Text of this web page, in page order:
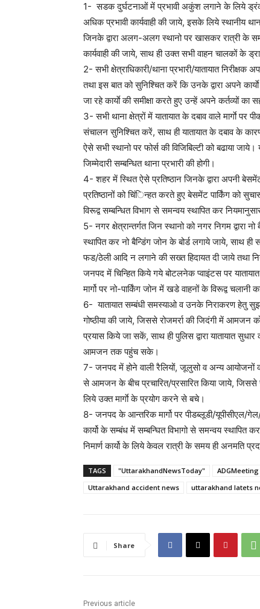
1- सडक दुर्घटनाओं में प्रभावी अकुंश लगाने के लिये ड्रंक
अधिक प्रभावी कार्यवाही की जाये, इसके लिये स्थानीय
जिनके द्वारा अलग-अलग स्थानो पर खासकर रात्री के
कार्यवाही की जाये, साथ ही उक्त सभी वाहन चालकों के
2- सभी क्षेत्राधिकारी/थाना प्रभारी/यातायात
तथा इस बात को सुनिश्चित करें कि उनके द्वारा अपने
जा रहे कार्याे की समीक्षा करते हुए उन्हें अपने कर्तव्यों
3- सभी थाना क्षेत्रों में यातायात के दबाव वाले मार्गाे
संचालन सुनिश्चित करें, साथ ही यातायात के दबाव के
ऐसे सभी स्थानो पर फोर्स की विजिबिल्टी को बढाया
जिम्मेदारी सम्बन्धित थाना प्रभारी की होगी।
4- शहर में स्थित ऐसे प्रतिष्ठान जिनके द्वारा अपनी
प्रतिष्ठानों को चिंिन्हत करते हुए बेसमेंट पार्किंग को
विरूद्व सम्बन्धित विभाग से समन्वय स्थापित कर
5- नगर क्षेत्रान्तर्गत जिन स्थानो को नगर निगम द्वारा
स्थापित कर नो बैन्डिंग जोन के बोर्ड लगाये जाये, साथ
फड/ठेली आदि न लगाने की सख्त हिदायत दी जाये तथा
जनपद में चिन्हित किये गये बोटलनेक प्वाइंटस पर
मार्गो पर नो-पार्किंग जोन में खडे वाहनों के विरूद्व
6- यातायात सम्बंधी समस्याओ व उनके निराकरण हेतु
गोष्ठीया की जाये, जिससे रोजमर्रा की जिदंगी में
प्रयास किये जा सकें, साथ ही पुलिस द्वारा यातायात
आमजन तक पहुंच सके।
7- जनपद में होने वाली रैलियों, जूलुसो व अन्य आयोजनों
से आमजन के बीच प्रचारित/प्रसारित किया जाये,
लिये उक्त मार्गाे के प्रयोग करने से बचे।
8- जनपद के आन्तरिक मार्गो पर पीडब्लूडी/यूपीसीएल/
कार्यो के सम्बंध में सम्बन्घित विभागो से समन्वय
निमार्ण कार्यो के लिये केवल रात्री के समय ही अनमति
TAGS "UttarakhandNewsToday" ADGMeeting
Uttarakhand accident news
uttarakhand latets
Share
Previous article